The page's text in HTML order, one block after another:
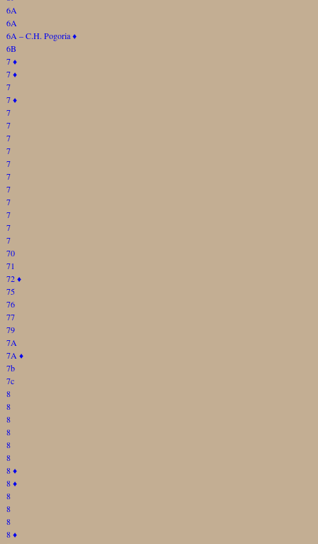
6A
6A
6A – C.H. Pogoria♦
6B
7♦
7♦
7
7♦
7
7
7
7
7
7
7
7
7
7
7
70
71
72♦
75
76
77
79
7A
7A ♦
7b
7c
8
8
8
8
8
8
8♦
8♦
8
8
8
8♦